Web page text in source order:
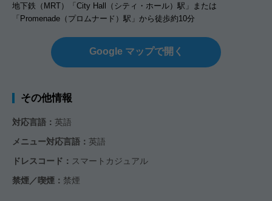
地下鉄（MRT）「City Hall（シティ・ホール）駅」または
「Promenade（プロムナード）駅」から徒歩約10分
Google マップで開く
その他情報
対応言語： 英語
メニュー対応言語： 英語
ドレスコード： スマートカジュアル
禁煙／喫煙： 禁煙